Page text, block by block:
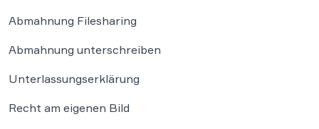
Abmahnung Filesharing
Abmahnung unterschreiben
Unterlassungserklärung
Recht am eigenen Bild